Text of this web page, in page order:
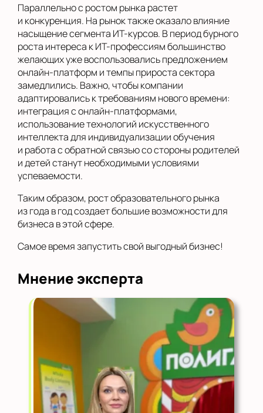
Параллельно с ростом рынка растет
и конкуренция. На рынок также оказало влияние
насыщение сегмента ИТ-курсов. В период бурного
роста интереса к ИТ-профессиям большинство
желающих уже воспользовались предложением
онлайн-платформ и темпы прироста сектора
замедлились. Важно, чтобы компании
адаптировались к требованиям нового времени:
интеграция с онлайн-платформами,
использование технологий искусственного
интеллекта для индивидуализации обучения
и работа с обратной связью со стороны родителей
и детей станут необходимыми условиями
успеваемости.
Таким образом, рост образовательного рынка
из года в год создает большие возможности для
бизнеса в этой сфере.
Самое время запустить свой выгодный бизнес!
Мнение эксперта